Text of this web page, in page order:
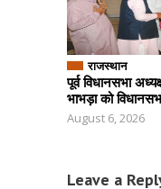
राजस्थान
पूर्व विधानसभा
भाभड़ा को
August 6, 2026
Leave a